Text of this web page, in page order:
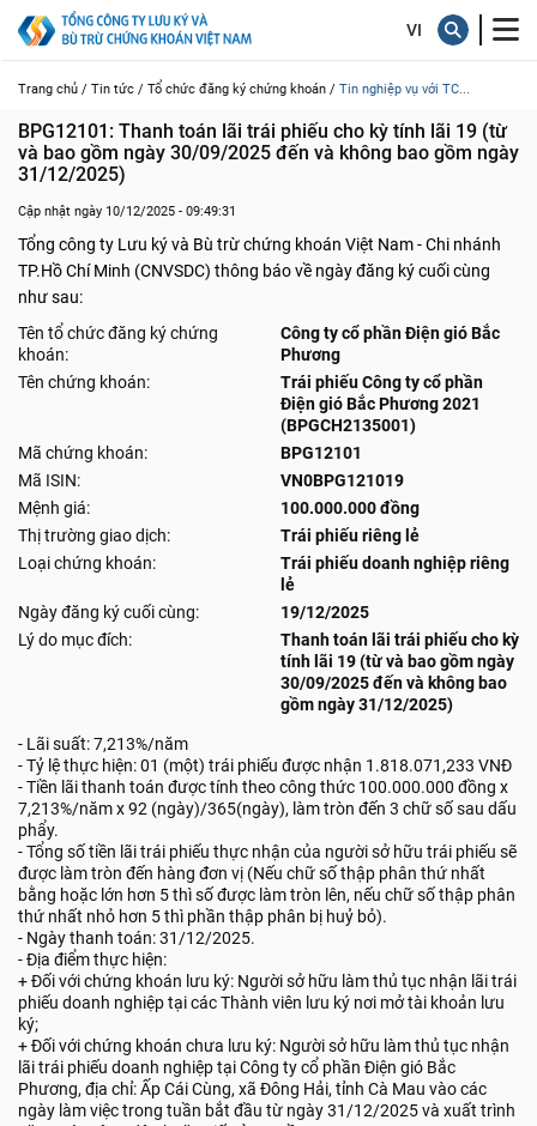
Trang chủ / Tin tức / Tổ chức đăng ký chứng khoán / Tin nghiệp vụ với TC...
BPG12101: Thanh toán lãi trái phiếu cho kỳ tính lãi 19 (từ
và bao gồm ngày 30/09/2025 đến và không bao gồm ngày
31/12/2025)
Cập nhật ngày 10/12/2025 - 09:49:31
Tổng công ty Lưu ký và Bù trừ chứng khoán Việt Nam - Chi nhánh
TP.Hồ Chí Minh (CNVSDC) thông báo về ngày đăng ký cuối cùng
như sau:
Tên tổ chức đăng ký chứng
khoán:
Công ty cổ phần Điện gió Bắc
Phương
Tên chứng khoán:
Trái phiếu Công ty cổ phần
Điện gió Bắc Phương 2021
(BPGCH2135001)
Mã chứng khoán:
BPG12101
Mã ISIN:
VN0BPG121019
Mệnh giá:
100.000.000 đồng
Thị trường giao dịch:
Trái phiếu riêng lẻ
Loại chứng khoán:
Trái phiếu doanh nghiệp riêng
lẻ
Ngày đăng ký cuối cùng:
19/12/2025
Lý do mục đích:
Thanh toán lãi trái phiếu cho kỳ
tính lãi 19 (từ và bao gồm ngày
30/09/2025 đến và không bao
gồm ngày 31/12/2025)
- Lãi suất: 7,213%/năm
- Tỷ lệ thực hiện: 01 (một) trái phiếu được nhận 1.818.071,233 VNĐ
- Tiền lãi thanh toán được tính theo công thức 100.000.000 đồng x
7,213%/năm x 92 (ngày)/365(ngày), làm tròn đến 3 chữ số sau dấu
phẩy.
- Tổng số tiền lãi trái phiếu thực nhận của người sở hữu trái phiếu sẽ
được làm tròn đến hàng đơn vị (Nếu chữ số thập phân thứ nhất
bằng hoặc lớn hơn 5 thì số được làm tròn lên, nếu chữ số thập phân
thứ nhất nhỏ hơn 5 thì phần thập phân bị huỷ bỏ).
- Ngày thanh toán: 31/12/2025.
- Địa điểm thực hiện:
+ Đối với chứng khoán lưu ký: Người sở hữu làm thủ tục nhận lãi trái
phiếu doanh nghiệp tại các Thành viên lưu ký nơi mở tài khoản lưu
ký;
+ Đối với chứng khoán chưa lưu ký: Người sở hữu làm thủ tục nhận
lãi trái phiếu doanh nghiệp tại Công ty cổ phần Điện gió Bắc
Phương, địa chỉ: Ấp Cái Cùng, xã Đông Hải, tỉnh Cà Mau vào các
ngày làm việc trong tuần bắt đầu từ ngày 31/12/2025 và xuất trình